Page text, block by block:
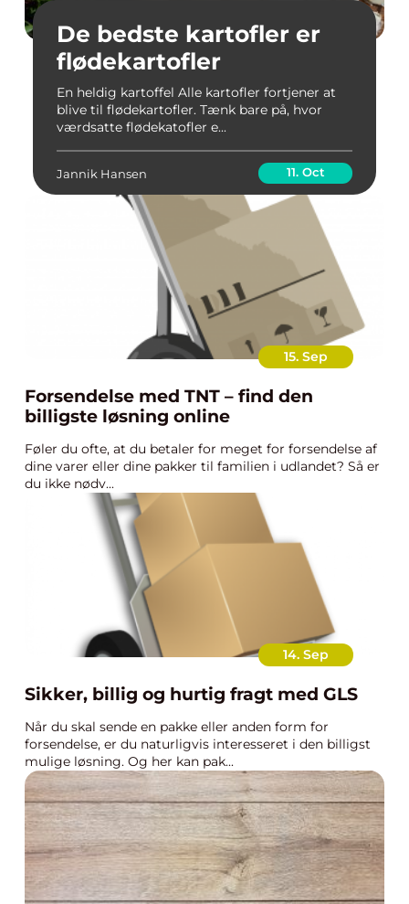
De bedste kartofler er
flødekartofler
En heldig kartoffel Alle kartofler fortjener at
blive til flødekartofler. Tænk bare på, hvor
værdsatte flødekatofler e...
Jannik Hansen 11. Oct
15. Sep
Forsendelse med TNT – find den
billigste løsning online
Føler du ofte, at du betaler for meget for forsendelse af
dine varer eller dine pakker til familien i udlandet? Så er
du ikke nødv...
14. Sep
Sikker, billig og hurtig fragt med GLS
Når du skal sende en pakke eller anden form for
forsendelse, er du naturligvis interesseret i den billigst
mulige løsning. Og her kan pak...